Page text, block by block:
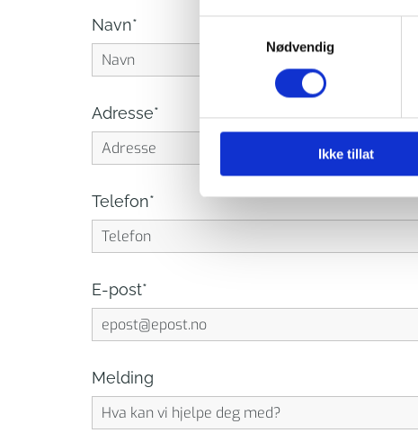
Nødvendig
Ikke tillat
Navn*
Adresse*
Telefon*
E-post*
Melding